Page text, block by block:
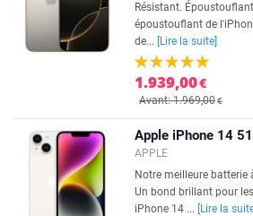
Résistant.
époustouflant de
de...
[Lire la suite]
1.939,00€
Avant: 1.969,00€
Apple iPhone 14
APPLE
Notre meilleure batterie
Un bond brillant pour
iPhone 14 ...
[Lire la